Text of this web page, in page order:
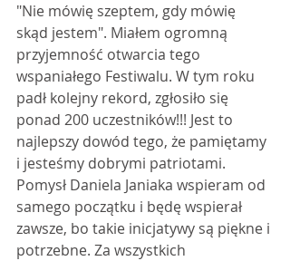
"Nie mówię szeptem, gdy mówię
skąd jestem". Miałem ogromną
przyjemność otwarcia tego
wspaniałego Festiwalu. W tym roku
padł kolejny rekord, zgłosiło się
ponad 200 uczestników!!! Jest to
najlepszy dowód tego, że pamiętamy
i jesteśmy dobrymi patriotami.
Pomysł Daniela Janiaka wspieram od
samego początku i będę wspierał
zawsze, bo takie inicjatywy są piękne i
potrzebne. Za wszystkich